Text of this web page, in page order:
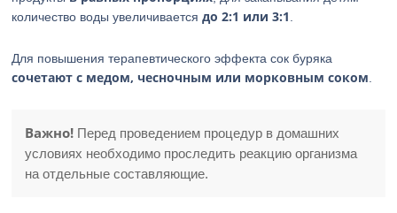
количество воды увеличиваетсядо 2:1 или 3:1
Для повышения терапевтического эффекта сок буряка
сочетают с медом, чесночным или морковным соком
Важно! Перед проведением процедур в домашних
условиях необходимо проследить реакцию организма
на отдельные составляющие.